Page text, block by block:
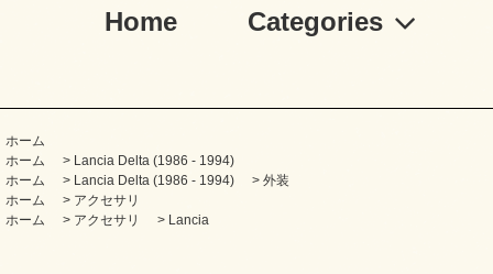
Home Categories
ホーム
ホーム
> Lancia Delta (1986 - 1994)
ホーム
> Lancia Delta (1986 - 1994) > 外装
ホーム
> アクセサリ
ホーム
> アクセサリ > Lancia